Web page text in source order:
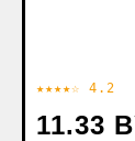
★★★★☆ 4.2
11.33